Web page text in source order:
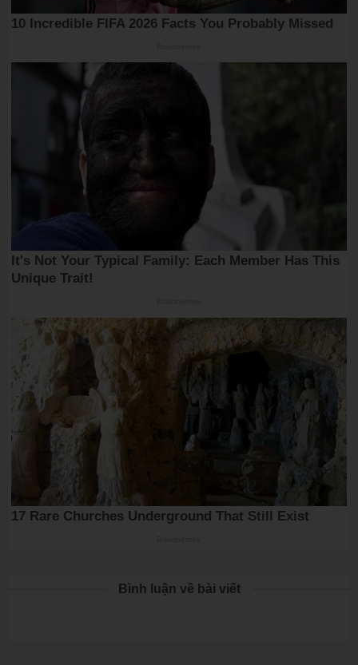
Bình luận về bài viết